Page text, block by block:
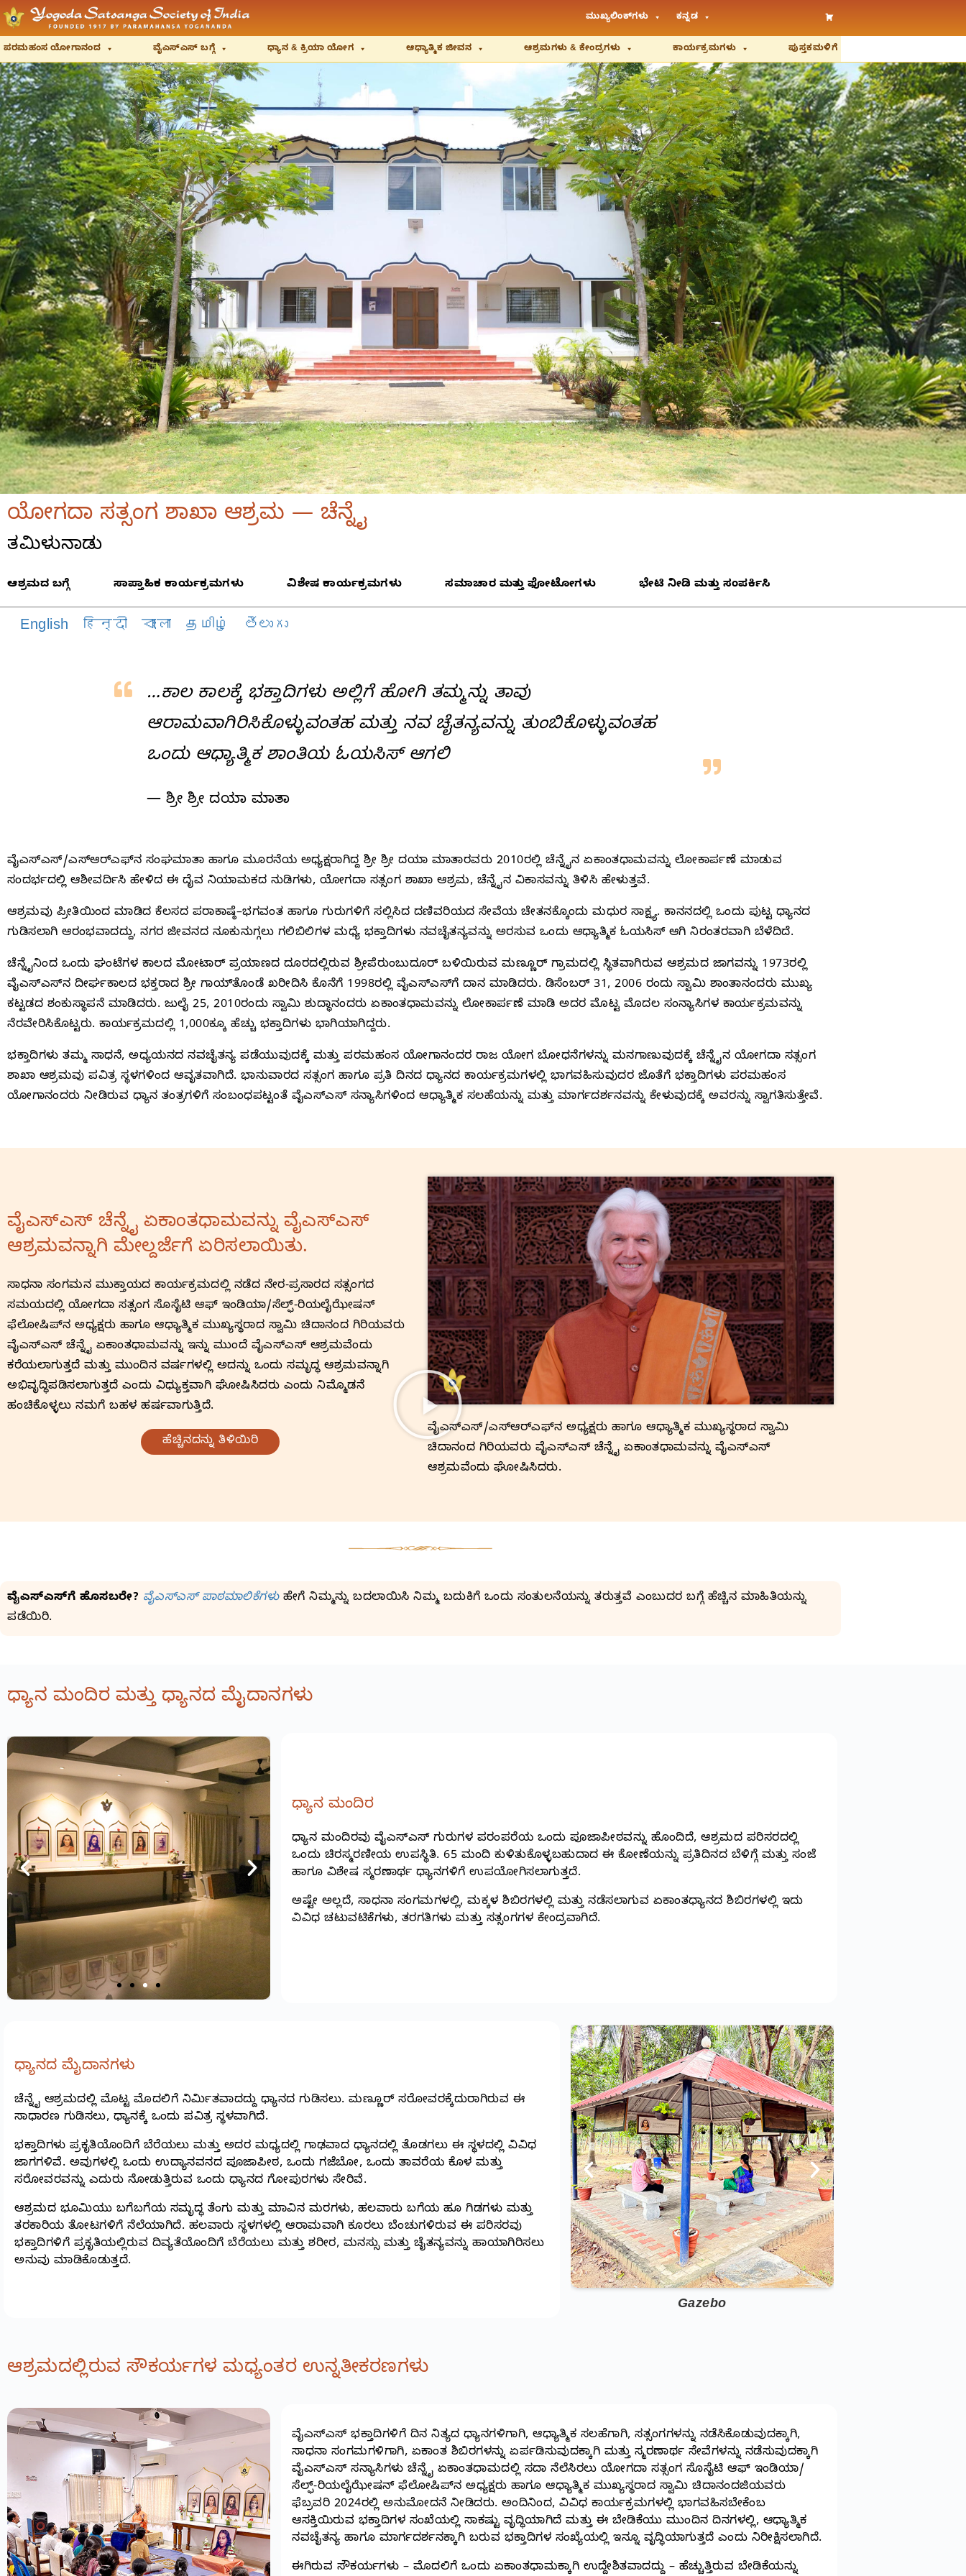
ಮುಖ್ಯಲಿಂಕ್‌ಗಳು ಕನ್ನಡ
ಪರಮಹಂಸ ಯೋಗಾನಂದ ವೈಎಸ್‌ಎಸ್‌ ಬಗ್ಗೆ ಧ್ಯಾನ & ಕ್ರಿಯಾ ಯೋಗ ಆಧ್ಯಾತ್ಮಿಕ ಜೀವನ ಆಶ್ರಮಗಳು & ಕೇಂದ್ರಗಳು ಕಾರ್ಯಕ್ರಮಗಳು ಪುಸ್ತಕಮಳಿಗೆ
ಯೋಗದಾ ಸತ್ಸಂಗ ಶಾಖಾ ಆಶ್ರಮ — ಚೆನ್ನೈ
ತಮಿಳುನಾಡು
ಆಶ್ರಮದ ಬಗ್ಗೆ ಸಾಪ್ತಾಹಿಕ ಕಾರ್ಯಕ್ರಮಗಳು ವಿಶೇಷ ಕಾರ್ಯಕ್ರಮಗಳು ಸಮಾಚಾರ ಮತ್ತು ಫೋಟೋಗಳು ಭೇಟಿ ನೀಡಿ ಮತ್ತು ಸಂಪರ್ಕಿಸಿ
English हिन्दी বাংলা தமிழ் తెలుగు
…ಕಾಲ ಕಾಲಕ್ಕೆ ಭಕ್ತಾದಿಗಳು ಅಲ್ಲಿಗೆ ಹೋಗಿ ತಮ್ಮನ್ನು ತಾವು
ಆರಾಮವಾಗಿರಿಸಿಕೊಳ್ಳುವಂತಹ ಮತ್ತು ನವ ಚೈತನ್ಯವನ್ನು ತುಂಬಿಕೊಳ್ಳುವಂತಹ
ಒಂದು ಆಧ್ಯಾತ್ಮಿಕ ಶಾಂತಿಯ ಓಯಸಿಸ್‌ ಆಗಲಿ
— ಶ್ರೀ ಶ್ರೀ ದಯಾ ಮಾತಾ
ವೈಎಸ್‌ಎಸ್‌/ಎಸ್‌ಆರ್‌ಎಫ್‌ನ ಸಂಘಮಾತಾ ಹಾಗೂ ಮೂರನೆಯ ಅಧ್ಯಕ್ಷರಾಗಿದ್ದ ಶ್ರೀ ಶ್ರೀ ದಯಾ ಮಾತಾರವರು 2010ರಲ್ಲಿ ಚೆನ್ನೈನ ಏಕಾಂತಧಾಮವನ್ನು ಲೋಕಾರ್ಪಣೆ ಮಾಡುವ
ಸಂದರ್ಭದಲ್ಲಿ ಆಶೀವರ್ದಿಸಿ ಹೇಳಿದ ಈ ದೈವ ನಿಯಾಮಕದ ನುಡಿಗಳು, ಯೋಗದಾ ಸತ್ಸಂಗ ಶಾಖಾ ಆಶ್ರಮ, ಚೆನ್ನೈನ ವಿಕಾಸವನ್ನು ತಿಳಿಸಿ ಹೇಳುತ್ತವೆ.
ಆಶ್ರಮವು ಪ್ರೀತಿಯಿಂದ ಮಾಡಿದ ಕೆಲಸದ ಪರಾಕಾಷ್ಠೆ–ಭಗವಂತ ಹಾಗೂ ಗುರುಗಳಿಗೆ ಸಲ್ಲಿಸಿದ ದಣಿವರಿಯದ ಸೇವೆಯ ಚೇತನಕ್ಕೊಂದು ಮಧುರ ಸಾಕ್ಷ್ಯ. ಕಾನನದಲ್ಲಿ ಒಂದು ಪುಟ್ಟ ಧ್ಯಾನದ
ಗುಡಿಸಲಾಗಿ ಆರಂಭವಾದದ್ದು, ನಗರ ಜೀವನದ ನೂಕುನುಗ್ಗಲು ಗಲಿಬಿಲಿಗಳ ಮಧ್ಯೆ ಭಕ್ತಾದಿಗಳು ನವಚೈತನ್ಯವನ್ನು ಅರಸುವ ಒಂದು ಆಧ್ಯಾತ್ಮಿಕ ಓಯಸಿಸ್‌ ಆಗಿ ನಿರಂತರವಾಗಿ ಬೆಳೆದಿದೆ.
ಚೆನ್ನೈನಿಂದ ಒಂದು ಘಂಟೆಗಳ ಕಾಲದ ಮೋಟಾರ್‌ ಪ್ರಯಾಣದ ದೂರದಲ್ಲಿರುವ ಶ್ರೀಪೆರುಂಬುದೂರ್‌ ಬಳಿಯಿರುವ ಮಣ್ಣೂರ್‌ ಗ್ರಾಮದಲ್ಲಿ ಸ್ಥಿತವಾಗಿರುವ ಆಶ್ರಮದ ಜಾಗವನ್ನು 1973ರಲ್ಲಿ
ವೈಎಸ್‌ಎಸ್‌ನ ದೀರ್ಘಕಾಲದ ಭಕ್ತರಾದ ಶ್ರೀ ಗಾಯ್‌ತೊಂಡೆ ಖರೀದಿಸಿ ಕೊನೆಗೆ 1998ರಲ್ಲಿ ವೈಎಸ್‌ಎಸ್‌ಗೆ ದಾನ ಮಾಡಿದರು. ಡಿಸೆಂಬರ್‌ 31, 2006 ರಂದು ಸ್ವಾಮಿ ಶಾಂತಾನಂದರು ಮುಖ್ಯ
ಕಟ್ಟಡದ ಶಂಕುಸ್ಥಾಪನೆ ಮಾಡಿದರು. ಜುಲೈ 25, 2010ರಂದು ಸ್ವಾಮಿ ಶುದ್ಧಾನಂದರು ಏಕಾಂತಧಾಮವನ್ನು ಲೋಕಾರ್ಪಣೆ ಮಾಡಿ ಅದರ ಮೊಟ್ಟ ಮೊದಲ ಸಂನ್ಯಾಸಿಗಳ ಕಾರ್ಯಕ್ರಮವನ್ನು
ನೆರವೇರಿಸಿಕೊಟ್ಟರು. ಕಾರ್ಯಕ್ರಮದಲ್ಲಿ 1,000ಕ್ಕೂ ಹೆಚ್ಚು ಭಕ್ತಾದಿಗಳು ಭಾಗಿಯಾಗಿದ್ದರು.
ಭಕ್ತಾದಿಗಳು ತಮ್ಮ ಸಾಧನೆ, ಅಧ್ಯಯನದ ನವಚೈತನ್ಯ ಪಡೆಯುವುದಕ್ಕೆ ಮತ್ತು ಪರಮಹಂಸ ಯೋಗಾನಂದರ ರಾಜ ಯೋಗ ಬೋಧನೆಗಳನ್ನು ಮನಗಾಣುವುದಕ್ಕೆ ಚೆನ್ನೈನ ಯೋಗದಾ ಸತ್ಸಂಗ
ಶಾಖಾ ಆಶ್ರಮವು ಪವಿತ್ರ ಸ್ಥಳಗಳಿಂದ ಆವೃತವಾಗಿದೆ. ಭಾನುವಾರದ ಸತ್ಸಂಗ ಹಾಗೂ ಪ್ರತಿ ದಿನದ ಧ್ಯಾನದ ಕಾರ್ಯಕ್ರಮಗಳಲ್ಲಿ ಭಾಗವಹಿಸುವುದರ ಜೊತೆಗೆ ಭಕ್ತಾದಿಗಳು ಪರಮಹಂಸ
ಯೋಗಾನಂದರು ನೀಡಿರುವ ಧ್ಯಾನ ತಂತ್ರಗಳಿಗೆ ಸಂಬಂಧಪಟ್ಟಂತೆ ವೈಎಸ್‌ಎಸ್‌ ಸನ್ಯಾಸಿಗಳಿಂದ ಆಧ್ಯಾತ್ಮಿಕ ಸಲಹೆಯನ್ನು ಮತ್ತು ಮಾರ್ಗದರ್ಶನವನ್ನು ಕೇಳುವುದಕ್ಕೆ ಅವರನ್ನು ಸ್ವಾಗತಿಸುತ್ತೇವೆ.
ವೈಎಸ್‌ಎಸ್‌ ಚೆನ್ನೈ ಏಕಾಂತಧಾಮವನ್ನು ವೈಎಸ್‌ಎಸ್‌
ಆಶ್ರಮವನ್ನಾಗಿ ಮೇಲ್ದರ್ಜೆಗೆ ಏರಿಸಲಾಯಿತು.
ಸಾಧನಾ ಸಂಗಮನ ಮುಕ್ತಾಯದ ಕಾರ್ಯಕ್ರಮದಲ್ಲಿ ನಡೆದ ನೇರ-ಪ್ರಸಾರದ ಸತ್ಸಂಗದ
ಸಮಯದಲ್ಲಿ ಯೋಗದಾ ಸತ್ಸಂಗ ಸೊಸೈಟಿ ಆಫ್‌ ಇಂಡಿಯಾ/ಸೆಲ್ಫ್‌-ರಿಯಲೈಝೇಷನ್‌
ಫೆಲೋಷಿಪ್‌ನ ಅಧ್ಯಕ್ಷರು ಹಾಗೂ ಆಧ್ಯಾತ್ಮಿಕ ಮುಖ್ಯಸ್ಥರಾದ ಸ್ವಾಮಿ ಚಿದಾನಂದ ಗಿರಿಯವರು
ವೈಎಸ್‌ಎಸ್‌ ಚೆನ್ನೈ ಏಕಾಂತಧಾಮವನ್ನು ಇನ್ನು ಮುಂದೆ ವೈಎಸ್‌ಎಸ್‌ ಆಶ್ರಮವೆಂದು
ಕರೆಯಲಾಗುತ್ತದೆ ಮತ್ತು ಮುಂದಿನ ವರ್ಷಗಳಲ್ಲಿ ಅದನ್ನು ಒಂದು ಸಮೃದ್ಧ ಆಶ್ರಮವನ್ನಾಗಿ
ಅಭಿವೃದ್ಧಿಪಡಿಸಲಾಗುತ್ತದೆ ಎಂದು ವಿಧ್ಯುಕ್ತವಾಗಿ ಘೋಷಿಸಿದರು ಎಂದು ನಿಮ್ಮೊಡನೆ
ಹಂಚಿಕೊಳ್ಳಲು ನಮಗೆ ಬಹಳ ಹರ್ಷವಾಗುತ್ತಿದೆ.
ಹೆಚ್ಚಿನದನ್ನು ತಿಳಿಯಿರಿ
ವೈಎಸ್‌ಎಸ್‌/ಎಸ್‌ಆರ್‌ಎಫ್‌ನ ಅಧ್ಯಕ್ಷರು ಹಾಗೂ ಆಧ್ಯಾತ್ಮಿಕ ಮುಖ್ಯಸ್ಥರಾದ ಸ್ವಾಮಿ
ಚಿದಾನಂದ ಗಿರಿಯವರು ವೈಎಸ್‌ಎಸ್‌ ಚೆನ್ನೈ ಏಕಾಂತಧಾಮವನ್ನು ವೈಎಸ್‌ಎಸ್‌
ಆಶ್ರಮವೆಂದು ಘೋಷಿಸಿದರು.
ವೈಎಸ್‌ಎಸ್‌ಗೆ ಹೊಸಬರೇ? ವೈಎಸ್‌ಎಸ್‌ ಪಾಠಮಾಲಿಕೆಗಳುಹೇಗೆ ನಿಮ್ಮನ್ನು ಬದಲಾಯಿಸಿ ನಿಮ್ಮ ಬದುಕಿಗೆ ಒಂದು ಸಂತುಲನೆಯನ್ನು ತರುತ್ತವೆ ಎಂಬುದರ ಬಗ್ಗೆ ಹೆಚ್ಚಿನ ಮಾಹಿತಿಯನ್ನು
ಪಡೆಯಿರಿ.
ಧ್ಯಾನ ಮಂದಿರ ಮತ್ತು ಧ್ಯಾನದ ಮೈದಾನಗಳು
ಧ್ಯಾನ ಮಂದಿರ
ಧ್ಯಾನ ಮಂದಿರವು ವೈಎಸ್‌ಎಸ್‌ ಗುರುಗಳ ಪರಂಪರೆಯ ಒಂದು ಪೂಜಾಪೀಠವನ್ನು ಹೊಂದಿದೆ, ಆಶ್ರಮದ ಪರಿಸರದಲ್ಲಿ
ಒಂದು ಚಿರಸ್ಮರಣೀಯ ಉಪಸ್ಥಿತಿ. 65 ಮಂದಿ ಕುಳಿತುಕೊಳ್ಳಬಹುದಾದ ಈ ಕೋಣೆಯನ್ನು ಪ್ರತಿದಿನದ ಬೆಳಿಗ್ಗೆ ಮತ್ತು ಸಂಜೆ
ಹಾಗೂ ವಿಶೇಷ ಸ್ಮರಣಾರ್ಥ ಧ್ಯಾನಗಳಿಗೆ ಉಪಯೋಗಿಸಲಾಗುತ್ತದೆ.
ಅಷ್ಟೇ ಅಲ್ಲದೆ, ಸಾಧನಾ ಸಂಗಮಗಳಲ್ಲಿ, ಮಕ್ಕಳ ಶಿಬಿರಗಳಲ್ಲಿ ಮತ್ತು ನಡೆಸಲಾಗುವ ಏಕಾಂತಧ್ಯಾನದ ಶಿಬಿರಗಳಲ್ಲಿ ಇದು
ವಿವಿಧ ಚಟುವಟಿಕೆಗಳು, ತರಗತಿಗಳು ಮತ್ತು ಸತ್ಸಂಗಗಳ ಕೇಂದ್ರವಾಗಿದೆ.
ಧ್ಯಾನದ ಮೈದಾನಗಳು
ಚೆನ್ನೈ ಆಶ್ರಮದಲ್ಲಿ ಮೊಟ್ಟ ಮೊದಲಿಗೆ ನಿರ್ಮಿತವಾದದ್ದು ಧ್ಯಾನದ ಗುಡಿಸಲು. ಮಣ್ಣೂರ್‌ ಸರೋವರಕ್ಕೆದುರಾಗಿರುವ ಈ
ಸಾಧಾರಣ ಗುಡಿಸಲು, ಧ್ಯಾನಕ್ಕೆ ಒಂದು ಪವಿತ್ರ ಸ್ಥಳವಾಗಿದೆ.
ಭಕ್ತಾದಿಗಳು ಪ್ರಕೃತಿಯೊಂದಿಗೆ ಬೆರೆಯಲು ಮತ್ತು ಅದರ ಮಧ್ಯದಲ್ಲಿ ಗಾಢವಾದ ಧ್ಯಾನದಲ್ಲಿ ತೊಡಗಲು ಈ ಸ್ಥಳದಲ್ಲಿ ವಿವಿಧ
ಜಾಗಗಳಿವೆ. ಅವುಗಳಲ್ಲಿ ಒಂದು ಉದ್ಯಾನವನದ ಪೂಜಾಪೀಠ, ಒಂದು ಗಜೆಬೋ, ಒಂದು ತಾವರೆಯ ಕೊಳ ಮತ್ತು
ಸರೋವರವನ್ನು ಎದುರು ನೋಡುತ್ತಿರುವ ಒಂದು ಧ್ಯಾನದ ಗೋಪುರಗಳು ಸೇರಿವೆ.
ಆಶ್ರಮದ ಭೂಮಿಯು ಬಗೆಬಗೆಯ ಸಮೃದ್ಧ ತೆಂಗು ಮತ್ತು ಮಾವಿನ ಮರಗಳು, ಹಲವಾರು ಬಗೆಯ ಹೂ ಗಿಡಗಳು ಮತ್ತು
ತರಕಾರಿಯ ತೋಟಗಳಿಗೆ ನೆಲೆಯಾಗಿದೆ. ಹಲವಾರು ಸ್ಥಳಗಳಲ್ಲಿ ಆರಾಮವಾಗಿ ಕೂರಲು ಬೆಂಚುಗಳಿರುವ ಈ ಪರಿಸರವು
ಭಕ್ತಾದಿಗಳಿಗೆ ಪ್ರಕೃತಿಯಲ್ಲಿರುವ ದಿವ್ಯತೆಯೊಂದಿಗೆ ಬೆರೆಯಲು ಮತ್ತು ಶರೀರ, ಮನಸ್ಸು ಮತ್ತು ಚೈತನ್ಯವನ್ನು ಹಾಯಾಗಿರಿಸಲು
ಅನುವು ಮಾಡಿಕೊಡುತ್ತದೆ.
Gazebo
ಆಶ್ರಮದಲ್ಲಿರುವ ಸೌಕರ್ಯಗಳ ಮಧ್ಯಂತರ ಉನ್ನತೀಕರಣಗಳು
ವೈಎಸ್‌ಎಸ್‌ ಭಕ್ತಾದಿಗಳಿಗೆ ದಿನ ನಿತ್ಯದ ಧ್ಯಾನಗಳಿಗಾಗಿ, ಆಧ್ಯಾತ್ಮಿಕ ಸಲಹೆಗಾಗಿ, ಸತ್ಸಂಗಗಳನ್ನು ನಡೆಸಿಕೊಡುವುದಕ್ಕಾಗಿ,
ಸಾಧನಾ ಸಂಗಮಗಳಿಗಾಗಿ, ಏಕಾಂತ ಶಿಬಿರಗಳನ್ನು ಏರ್ಪಡಿಸುವುದಕ್ಕಾಗಿ ಮತ್ತು ಸ್ಮರಣಾರ್ಥ ಸೇವೆಗಳನ್ನು ನಡೆಸುವುದಕ್ಕಾಗಿ
ವೈಎಸ್‌ಎಸ್‌ ಸನ್ಯಾಸಿಗಳು ಚೆನ್ನೈ ಏಕಾಂತಧಾಮದಲ್ಲಿ ಸದಾ ನೆಲೆಸಿರಲು ಯೋಗದಾ ಸತ್ಸಂಗ ಸೊಸೈಟಿ ಆಫ್‌ ಇಂಡಿಯಾ/
ಸೆಲ್ಫ್‌-ರಿಯಲೈಝೇಷನ್‌ ಫೆಲೋಷಿಪ್‌ನ ಅಧ್ಯಕ್ಷರು ಹಾಗೂ ಆಧ್ಯಾತ್ಮಿಕ ಮುಖ್ಯಸ್ಥರಾದ ಸ್ವಾಮಿ ಚಿದಾನಂದಜಿಯವರು
ಫೆಬ್ರವರಿ 2024ರಲ್ಲಿ ಅನುಮೋದನೆ ನೀಡಿದರು. ಅಂದಿನಿಂದ, ವಿವಿಧ ಕಾರ್ಯಕ್ರಮಗಳಲ್ಲಿ ಭಾಗವಹಿಸಬೇಕೆಂಬ
ಆಸಕ್ತಿಯಿರುವ ಭಕ್ತಾದಿಗಳ ಸಂಖೆಯಲ್ಲಿ ಸಾಕಷ್ಟು ವೃದ್ಧಿಯಾಗಿದೆ ಮತ್ತು ಈ ಬೇಡಿಕೆಯು ಮುಂದಿನ ದಿನಗಳಲ್ಲಿ, ಆಧ್ಯಾತ್ಮಿಕ
ನವಚೈತನ್ಯ ಹಾಗೂ ಮಾರ್ಗದರ್ಶನಕ್ಕಾಗಿ ಬರುವ ಭಕ್ತಾದಿಗಳ ಸಂಖ್ಯೆಯಲ್ಲಿ ಇನ್ನೂ ವೃದ್ಧಿಯಾಗುತ್ತದೆ ಎಂದು ನಿರೀಕ್ಷಿಸಲಾಗಿದೆ.
ಈಗಿರುವ ಸೌಕರ್ಯಗಳು – ಮೊದಲಿಗೆ ಒಂದು ಏಕಾಂತಧಾಮಕ್ಕಾಗಿ ಉದ್ದೇಶಿತವಾದದ್ದು – ಹೆಚ್ಚುತ್ತಿರುವ ಬೇಡಿಕೆಯನ್ನು